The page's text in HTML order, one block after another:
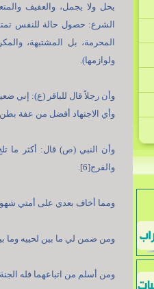
يحل ولا يجمل، والعفيف
الشرع: حصول حالة للنفس
المحرمة، بل المشتبهة،
ولوازمها).
وأن رجلاً قال للباقر (ع): إني
وأي الاجتهاد أفضل من عفة بطن
وأن النبي (ص) قال: أكثر ما
والفرج[6].
ومما أخاف بعدي على أمتي شهوة
ومن ضمن لي ما بين لحييه وما
ومن أسلم من اتباعهما فله